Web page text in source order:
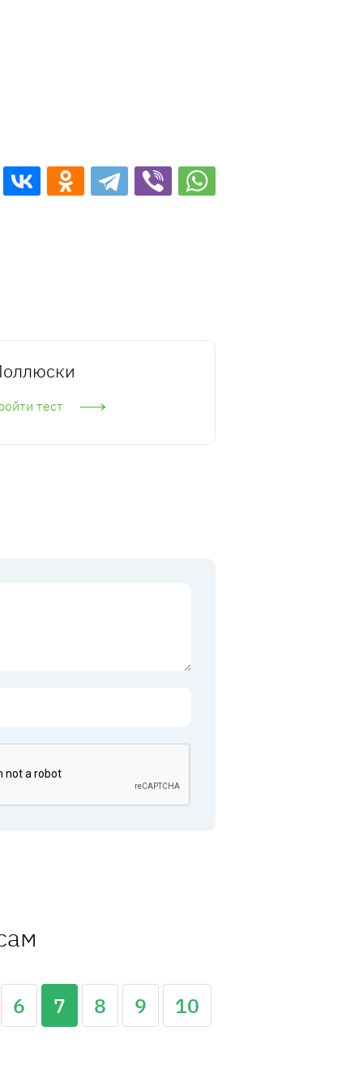
тест
6 7 8 9 10